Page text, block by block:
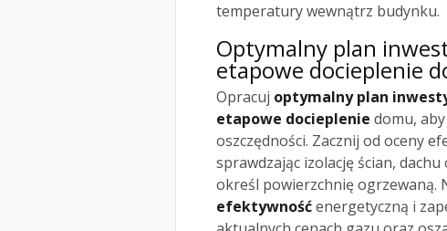
temperatury wewnątrz budynku.
Optymalny plan
etapowe docieplenie
Opracuj optymalny plan
etapowe docieplenie domu,
oszczędności. Zacznij od oceny
sprawdzając izolację ścian,
określ powierzchnię ogrzewaną.
efektywnośćenergetyczną i